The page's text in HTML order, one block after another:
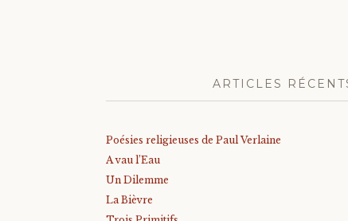
ARTICLES
Poésies religieuses de Paul Verlaine
A vau l’Eau
Un Dilemme
La Bièvre